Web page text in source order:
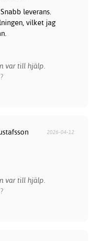
leverans.
vilket jag
var till hjälp.
2026-04-12
var till hjälp.